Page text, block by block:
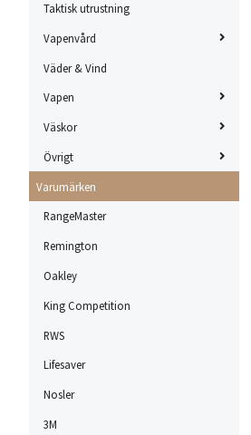
Taktisk utrustning
Vapenvård
Väder & Vind
Vapen
Väskor
Övrigt
Varumärken
RangeMaster
Remington
Oakley
King Competition
RWS
Lifesaver
Nosler
3M